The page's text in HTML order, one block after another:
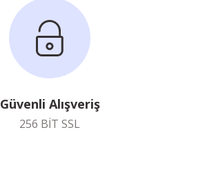
Güvenli Alışveriş
256 BİT SSL